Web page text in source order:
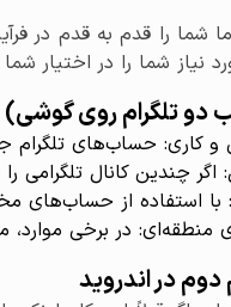
شما را قدم به قدم در
نیاز شما را در اختیار
دو تلگرام روی گوشی)
کاری: حساب‌های تلگرام
اگر چندین کانال تلگرامی
استفاده از حساب‌های
منطقه‌ای: در برخی
در اندروید